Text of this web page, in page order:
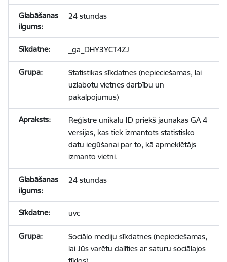
24 stundas
_ga_DHY3YCT4ZJ
Statistikas sīkdatnes (nepieciešamas, lai
uzlabotu vietnes darbību un
pakalpojumus)
Reģistrē unikālu ID priekš jaunākās GA 4
versijas, kas tiek izmantots statistisko
datu iegūšanai par to, kā apmeklētājs
izmanto vietni.
24 stundas
uvc
Sociālo mediju sīkdatnes (nepieciešamas,
lai Jūs varētu dalīties ar saturu sociālajos